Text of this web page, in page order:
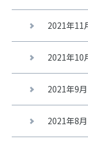
2021年11
2021年10
2021年9月
2021年8月